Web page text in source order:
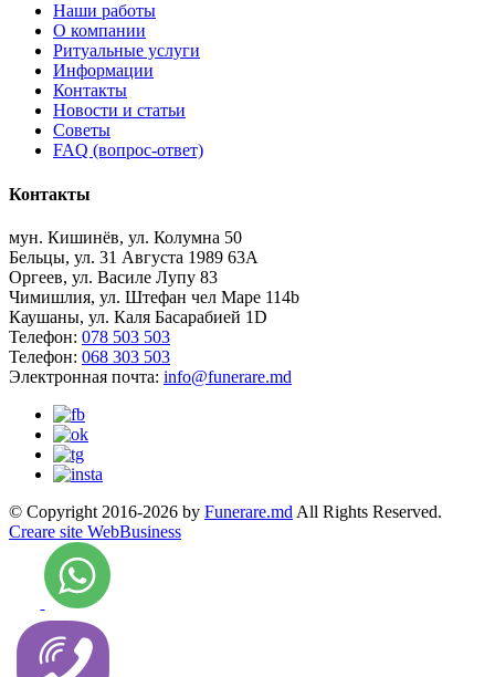
Наши работы
О компании
Ритуальные услуги
Информации
Контакты
Новости и статьи
Советы
FAQ (вопрос-ответ)
Контакты
мун. Кишинёв, ул. Колумна 50
Бельцы, ул. 31 Августа 1989 63А
Оргеев, ул. Василе Лупу 83
Чимишлия, ул. Штефан чел Маре 114b
Каушаны, ул. Каля Басарабией 1D
Телефон: 078 503 503
Телефон: 068 303 503
Электронная почта: info@funerare.md
© Copyright 2016-2026 by Funerare.md All Rights Reserved.
Creare site WebBusiness